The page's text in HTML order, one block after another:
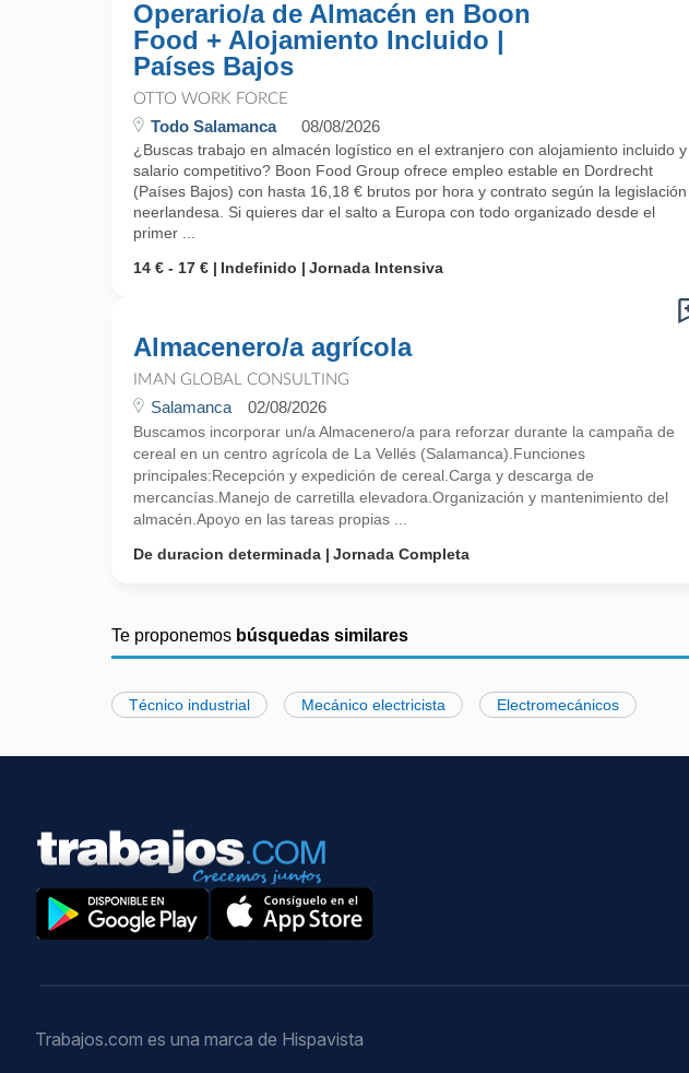
Operario/a de Almacén en Boon
Food + Alojamiento Incluido |
Países Bajos
OTTO WORK FORCE
Todo Salamanca 08/08/2026
¿Buscas trabajo en almacén logístico en el extranjero con alojamiento incluido y
salario competitivo? Boon Food Group ofrece empleo estable en Dordrecht
(Países Bajos) con hasta 16,18 € brutos por hora y contrato según la legislación
neerlandesa. Si quieres dar el salto a Europa con todo organizado desde el
primer ...
14 € - 17 €
Indefinido Jornada Intensiva
Almacenero/a agrícola
IMAN GLOBAL CONSULTING
Salamanca 02/08/2026
Buscamos incorporar un/a Almacenero/a para reforzar durante la campaña de
cereal en un centro agrícola de La Vellés (Salamanca).Funciones
principales:Recepción y expedición de cereal.Carga y descarga de
mercancías.Manejo de carretilla elevadora.Organización y mantenimiento del
almacén.Apoyo en las tareas propias ...
De duracion determinada
Jornada Completa
Te proponemos búsquedas similares
Técnico industrial Mecánico electricista Electromecánicos
Trabajos.com es una marca de Hispavista